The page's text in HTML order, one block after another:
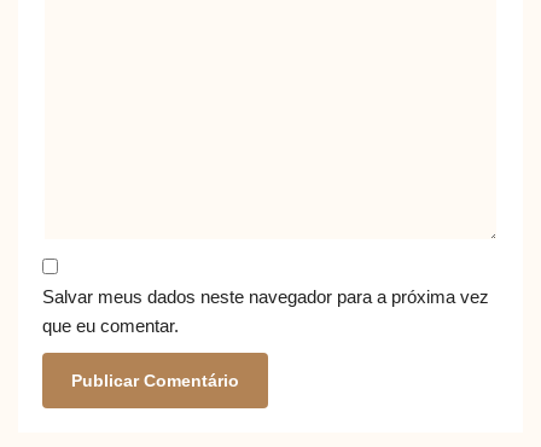
Salvar meus dados neste navegador para a próxima vez
que eu comentar.